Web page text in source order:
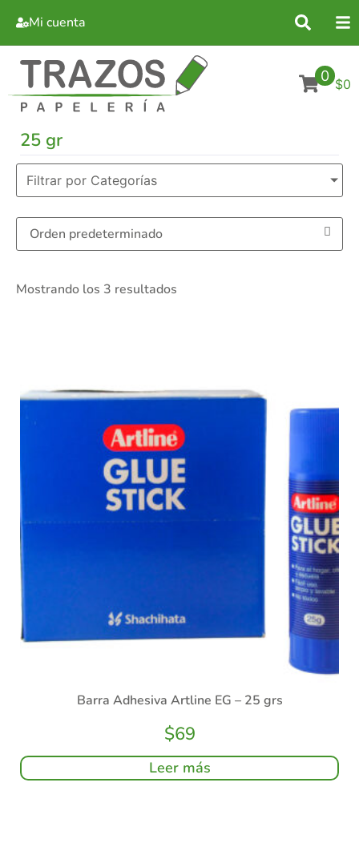
Mi cuenta
0 $0
25 gr
Filtrar por Categorías
Mostrando los 3 resultados
Barra Adhesiva Artline EG – 25 grs
$69
Leer más